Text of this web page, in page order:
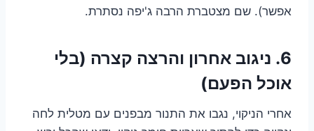
אפשר). שם מצטברת הרבה ג'יפה נסתרת.
6. ניגוב אחרון והרצה קצרה (בלי
אוכל הפעם)
אחרי הניקוי, נגבו את התנור מבפנים עם מטלית לחה